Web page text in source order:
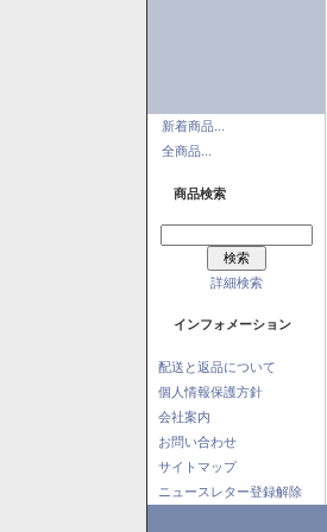
新着商品...
全商品...
商品検索
詳細検索
インフォメーション
配送と返品について
個人情報保護方針
会社案内
お問い合わせ
サイトマップ
ニュースレター登録解除